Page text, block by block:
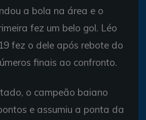
a bola na área e o
fez um belo gol. Léo
fez o dele após rebote do
finais ao confronto.
o campeão baiano
e assumiu a ponta da